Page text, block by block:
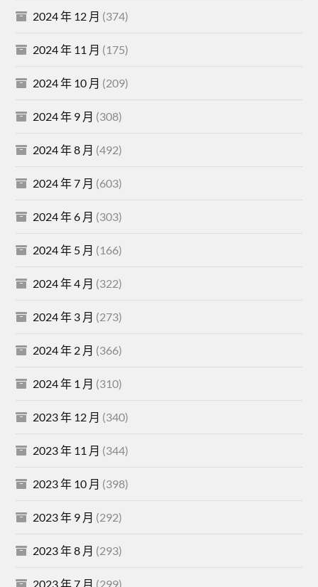
2024 年 12 月 (374)
2024 年 11 月 (175)
2024 年 10 月 (209)
2024 年 9 月 (308)
2024 年 8 月 (492)
2024 年 7 月 (603)
2024 年 6 月 (303)
2024 年 5 月 (166)
2024 年 4 月 (322)
2024 年 3 月 (273)
2024 年 2 月 (366)
2024 年 1 月 (310)
2023 年 12 月 (340)
2023 年 11 月 (344)
2023 年 10 月 (398)
2023 年 9 月 (292)
2023 年 8 月 (293)
2023 年 7 月 (299)